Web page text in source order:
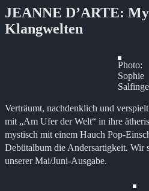
JEANNE D’ARTE:
Klangwelten
Photo:
Sophie
Verträumt, nachdenklich und
mit „Am Ufer der Welt“ in ihre
mystisch mit einem Hauch Pop-
Debütalbum die Andersartigkeit. Wir
unserer Mai/Juni-Ausgabe.